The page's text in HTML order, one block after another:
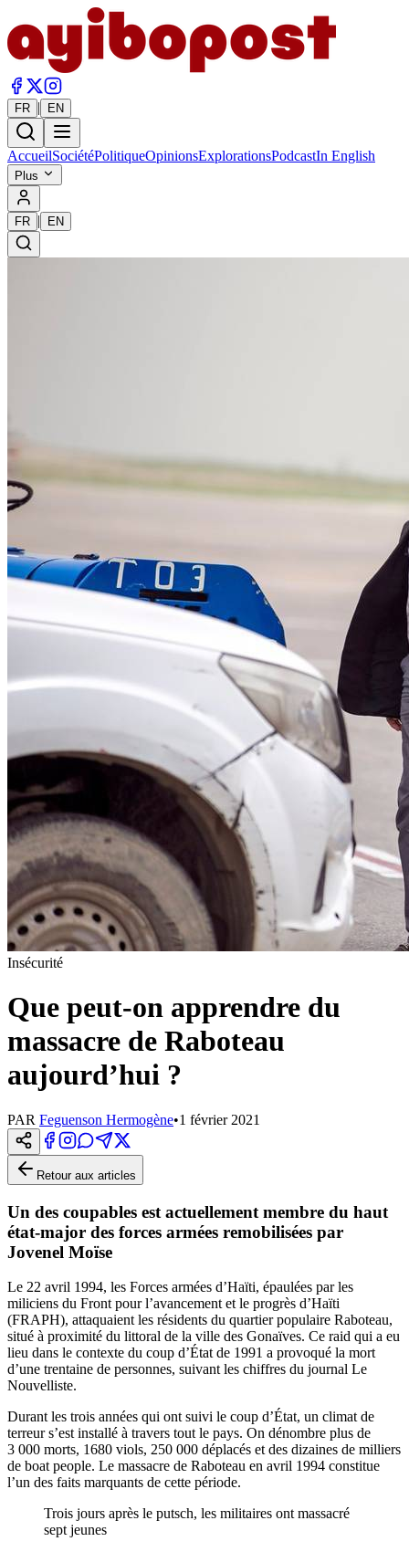
FR | EN
AccueilSociétéPolitiqueOpinionsExplorationsPodcastIn English
Plus
FR | EN
Insécurité
Que peut-on apprendre du
massacre de Raboteau
aujourd’hui ?
PAR Feguenson Hermogène•1 février 2021
Retour aux articles
Un des coupables est actuellement membre du haut
état-major des forces armées remobilisées par
Jovenel Moïse
Le 22 avril 1994, les Forces armées d’Haïti, épaulées par les
miliciens du Front pour l’avancement et le progrès d’Haïti
(FRAPH), attaquaient les résidents du quartier populaire Raboteau,
situé à proximité du littoral de la ville des Gonaïves. Ce raid qui a eu
lieu dans le contexte du coup d’État de 1991 a provoqué la mort
d’une trentaine de personnes, suivant les chiffres du journal Le
Nouvelliste.
Durant les trois années qui ont suivi le coup d’État, un climat de
terreur s’est installé à travers tout le pays. On dénombre plus de
3 000 morts, 1680 viols, 250 000 déplacés et des dizaines de milliers
de boat people. Le massacre de Raboteau en avril 1994 constitue
l’un des faits marquants de cette période.
Trois jours après le putsch, les militaires ont massacré
sept jeunes